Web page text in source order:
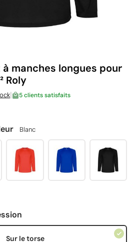
manches longues pour
Roly
| 5 clients satisfaits
Blanc
Sur le torse